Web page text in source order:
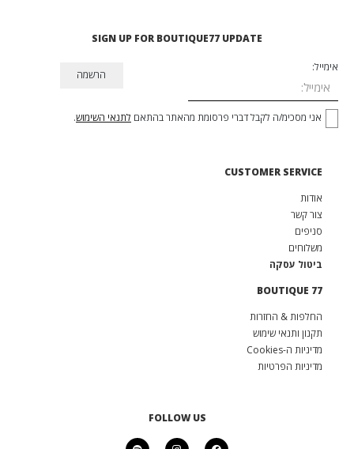
CUSTOMER SERVICE
אודות
צור קשר
סניפים
משלוחים
ביטול עסקה
BOUTIQUE 77
החלפות & החזרות
תקנון ותנאי שימוש
מדיניות ה-Cookies
מדיניות הפרטיות
FOLLOW US
SIGN UP FOR BOUTIQUE77 UPDATE
אימייל:
אני מסכימ/ה לקבל דברי פרסומת מהאתר בהתאם לתנאי השימוש.